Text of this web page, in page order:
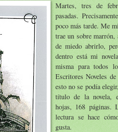
Martes, tres de
pasadas.
poco más tarde. Me
trae un sobre marrón,
de miedo abrirlo,
dentro está mi
misma para todos
Escritores Noveles
esto no se podía
título de la novela,
hojas, 168 páginas.
lectura se hace
gusta.